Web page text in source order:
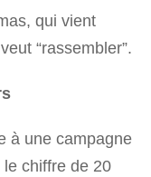
qui vient
“rassembler”.
à une campagne
le chiffre de 20